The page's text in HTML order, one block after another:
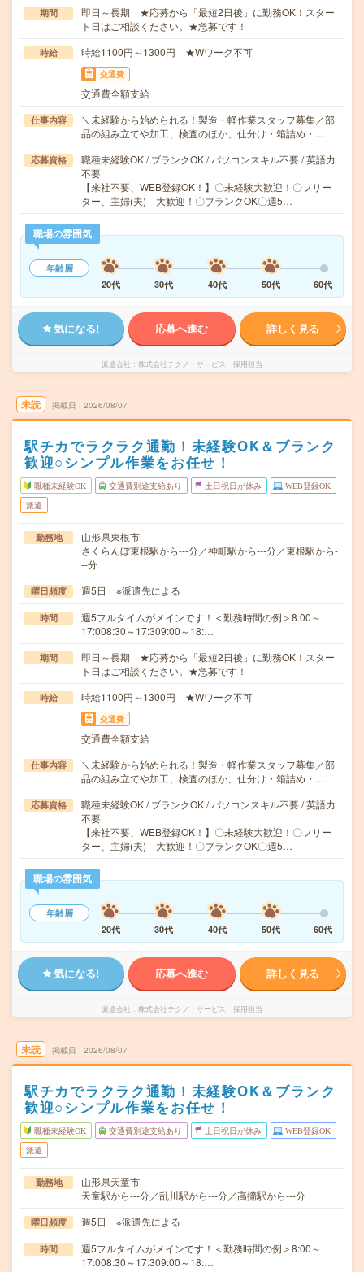
期間
即日～長期 ★応募から「最短2日後」に勤務OK！スター
ト日はご相談ください。★急募です！
時給 時給1100円～1300円 ★Wワーク不可
交通費
交通費全額支給
仕事内容
＼未経験から始められる！製造・軽作業スタッフ募集／部
品の組み立てや加工、検査のほか、仕分け・箱詰め・…
応募資格
職種未経験OK / ブランクOK / パソコンスキル不要 / 英語力
不要
【来社不要、WEB登録OK！】〇未経験大歓迎！〇フリー
ター、主婦(夫) 大歓迎！〇ブランクOK〇週5…
職場の雰囲気
年齢層
20代
30代 40代 50代 60代
気になる! 応募へ進む 詳しく見る
派遣会社 株式会社テクノ・サービス 採用担当
未読 掲載日 2026/08/07
駅チカでラクラク通勤！未経験OK＆ブランク
歓迎○シンプル作業をお任せ！
職種未経験OK 交通費別途支給あり 土日祝日が休み WEB登録OK
派遣
勤務地
山形県東根市
さくらんぼ東根駅から---分／神町駅から---分／東根駅から-
--分
曜日頻度 週5日 ※派遣先による
時間
週5フルタイムがメインです！＜勤務時間の例＞8:00～
17:008:30～17:309:00～18:…
期間
即日～長期 ★応募から「最短2日後」に勤務OK！スター
ト日はご相談ください。★急募です！
時給 時給1100円～1300円 ★Wワーク不可
交通費
交通費全額支給
仕事内容
＼未経験から始められる！製造・軽作業スタッフ募集／部
品の組み立てや加工、検査のほか、仕分け・箱詰め・…
応募資格
職種未経験OK / ブランクOK / パソコンスキル不要 / 英語力
不要
【来社不要、WEB登録OK！】〇未経験大歓迎！〇フリー
ター、主婦(夫) 大歓迎！〇ブランクOK〇週5…
職場の雰囲気
年齢層
20代
30代 40代 50代 60代
気になる! 応募へ進む 詳しく見る
派遣会社 株式会社テクノ・サービス 採用担当
未読 掲載日 2026/08/07
駅チカでラクラク通勤！未経験OK＆ブランク
歓迎○シンプル作業をお任せ！
職種未経験OK 交通費別途支給あり 土日祝日が休み WEB登録OK
派遣
勤務地
山形県天童市
天童駅から---分／乱川駅から---分／高擶駅から---分
曜日頻度 週5日 ※派遣先による
時間
週5フルタイムがメインです！＜勤務時間の例＞8:00～
17:008:30～17:309:00～18:…